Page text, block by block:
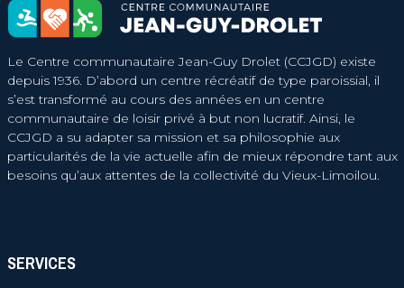
Le Centre communautaire Jean-Guy Drolet (CCJGD) existe
depuis 1936. D’abord un centre récréatif de type paroissial, il
s’est transformé au cours des années en un centre
communautaire de loisir privé à but non lucratif. Ainsi, le
CCJGD a su adapter sa mission et sa philosophie aux
particularités de la vie actuelle afin de mieux répondre tant aux
besoins qu’aux attentes de la collectivité du Vieux-Limoilou.
SERVICES